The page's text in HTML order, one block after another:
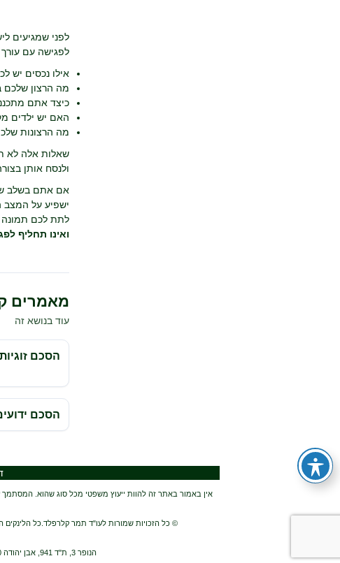
לפני שמגיעים
לפגישה עם עורך
אילו נכסים יש
מה הרצון שלכם
כיצד אתם
האם יש ילדים
מה הרצונות
שאלות אלה לא
ולנסח אותן
אם אתם בשלב
ישפיע על המצב
לתת לכם תמונה
ואינו תחליף
מאמרים
עוד בנושא זה
הסכם זוגיות
הסכם
אין באמור באתר זה להוות ייעוץ משפטי מכל סוג שהוא. המסתמך
© כל הזכויות שמורות לעו"ד תמר קלרפלד.כל הלינקים
הנופר 3, ת"ד 941, אבן יהודה 40500 בשרון ליד נתניה, טל: 09-8995871, נייד: 054-4668863, פקס: 03-7256255, דוא"ל: